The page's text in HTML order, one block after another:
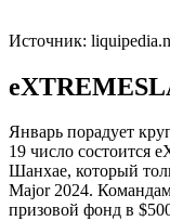
Источник:
Январь порадует
19 число состоится
Шанхае, который
Major 2024.
призовой фонд в